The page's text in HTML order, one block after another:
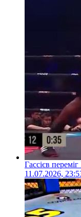
Гассієв
11.07.2026,